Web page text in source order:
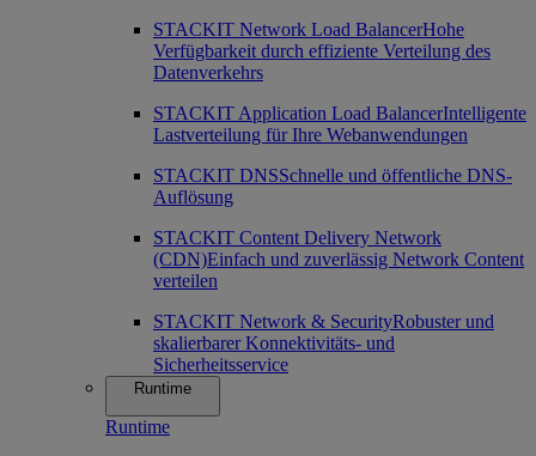
STACKIT Network Load BalancerHohe
Verfügbarkeit durch effiziente Verteilung des
Datenverkehrs
STACKIT Application Load BalancerIntelligente
Lastverteilung für Ihre Webanwendungen
STACKIT DNSSchnelle und öffentliche DNS-
Auflösung
STACKIT Content Delivery Network
(CDN)Einfach und zuverlässig Network Content
verteilen
STACKIT Network & SecurityRobuster und
skalierbarer Konnektivitäts- und
Sicherheitsservice
Runtime
Runtime